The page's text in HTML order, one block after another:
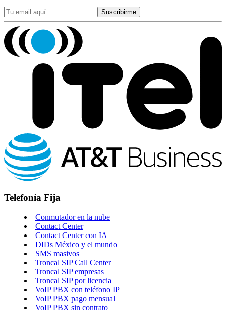
Suscribirme
Telefonía Fija
Conmutador en la nube
Contact Center
Contact Center con IA
DIDs México y el mundo
SMS masivos
Troncal SIP Call Center
Troncal SIP empresas
Troncal SIP por licencia
VoIP PBX con teléfono IP
VoIP PBX pago mensual
VoIP PBX sin contrato